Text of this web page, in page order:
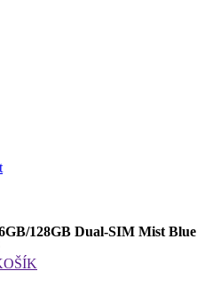
128GB Dual-SIM Mist Blue